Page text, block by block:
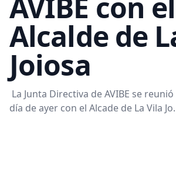
Alcalde de
Joiosa
La Junta Directiva de AVIBE se
día de ayer con el Alcade de La Vila